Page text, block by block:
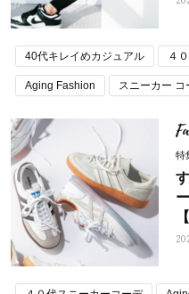
40代キレイめカジュアル ４
Aging Fashion スニーカー コ
大人カジュアルコーデ
特